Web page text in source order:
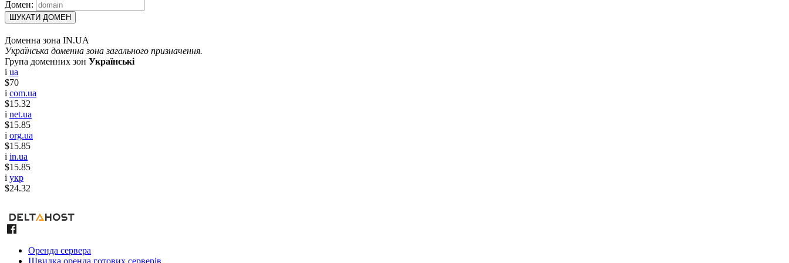
Домен:
ШУКАТИ ДОМЕН
Доменна зона IN.UA
Українська доменна зона загального призначення.
Група доменних зон Українські
i ua
$70
i com.ua
$15.32
i net.ua
$15.85
i org.ua
$15.85
i in.ua
$15.85
i укр
$24.32
Оренда сервера